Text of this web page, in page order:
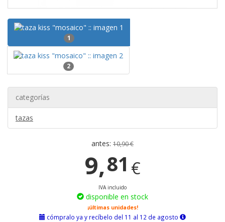
1
2
categorías
tazas
antes: 10,90 €
9,81 €
IVA incluido
disponible en stock
¡últimas unidades!
cómpralo ya y recíbelo del 11 al 12 de agosto